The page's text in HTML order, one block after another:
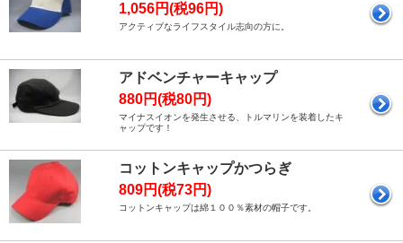
1,056円(税96円)
アクティブなライフスタイル志向の方に。
アドベンチャーキャップ
880円(税80円)
マイナスイオンを発生させる、トルマリンを装着したキ
ャップです！
コットンキャップかつらぎ
809円(税73円)
コットンキャップは綿１００％素材の帽子です。